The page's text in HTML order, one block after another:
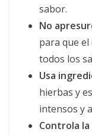
sabor.
No
para que
todos los
Usa
hierbas y
intensos y
Controla